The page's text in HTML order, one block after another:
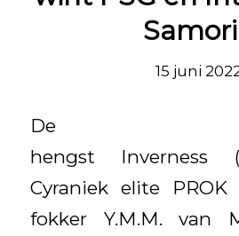
15 juni
De
hengst Inverness
Cyraniek elite PROK
fokker Y.M.M. van